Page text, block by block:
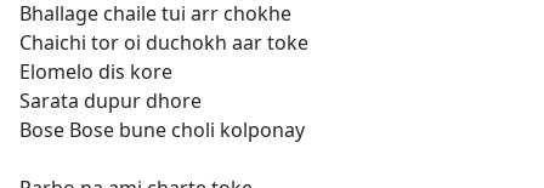
Bhallage chaile tui arr chokhe
Chaichi tor oi duchokh aar toke
Elomelo dis kore
Sarata dupur dhore
Bose Bose bune choli kolponay